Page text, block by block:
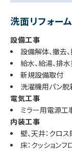
洗面リフォーム
設備工事
設備解体、撤去
給水、給湯、排
新規設備取付
洗濯機用パン脱
電気工事
ミラー用電源工
内装工事
壁、天井：クロ
床：クッション